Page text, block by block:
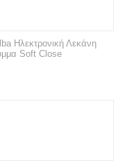
Ηλεκτρονική Λεκάνη
Soft Close